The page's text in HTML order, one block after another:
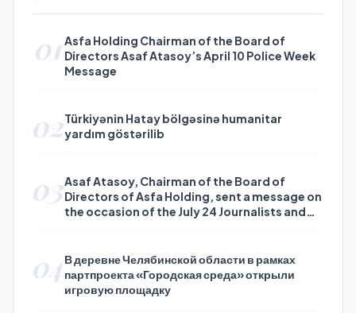
01Asfa Holding Chairman of the Board of
Directors Asaf Atasoy’s April 10 Police Week
Message
02Türkiyənin Hatay bölgəsinə humanitar
yardım göstərilib
03Asaf Atasoy, Chairman of the Board of
Directors of Asfa Holding, sent a message on
the occasion of the July 24 Journalists and
04В деревне Челябинской области в рамках
партпроекта «Городская среда» открыли
игровую площадку